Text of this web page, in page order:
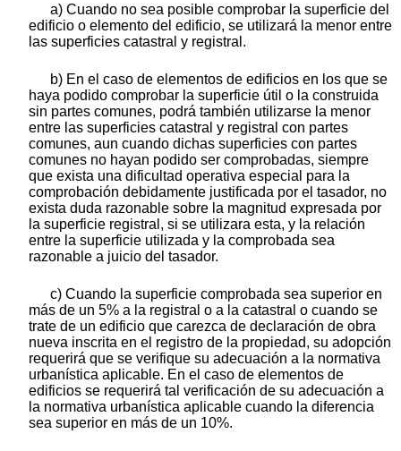
a) Cuando no sea posible comprobar la superficie del
edificio o elemento del edificio, se utilizará la menor entre
las superficies catastral y registral.
b) En el caso de elementos de edificios en los que se
haya podido comprobar la superficie útil o la construida
sin partes comunes, podrá también utilizarse la menor
entre las superficies catastral y registral con partes
comunes, aun cuando dichas superficies con partes
comunes no hayan podido ser comprobadas, siempre
que exista una dificultad operativa especial para la
comprobación debidamente justificada por el tasador, no
exista duda razonable sobre la magnitud expresada por
la superficie registral, si se utilizara esta, y la relación
entre la superficie utilizada y la comprobada sea
razonable a juicio del tasador.
c) Cuando la superficie comprobada sea superior en
más de un 5% a la registral o a la catastral o cuando se
trate de un edificio que carezca de declaración de obra
nueva inscrita en el registro de la propiedad, su adopción
requerirá que se verifique su adecuación a la normativa
urbanística aplicable. En el caso de elementos de
edificios se requerirá tal verificación de su adecuación a
la normativa urbanística aplicable cuando la diferencia
sea superior en más de un 10%.